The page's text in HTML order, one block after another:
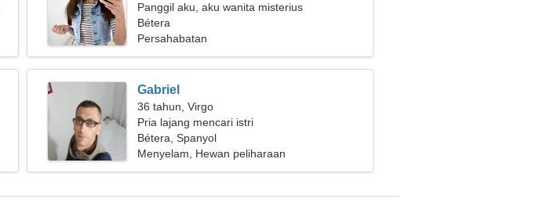
Panggil aku, aku wanita misterius
Bétera
Persahabatan
Gabriel
36 tahun, Virgo
Pria lajang mencari istri
Bétera, Spanyol
Menyelam, Hewan peliharaan